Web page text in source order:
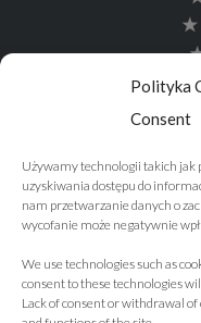
Polityka
Consent
Używamy technologii takich jak
uzyskiwania dostępu do
nam przetwarzanie danych o
wycofanie może negatywnie
We use technologies such as
consent to these technologies
Lack of consent or withdrawal